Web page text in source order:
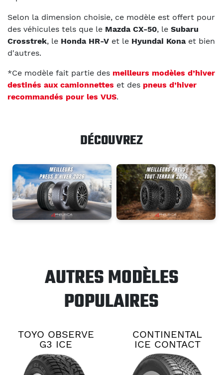
Selon la dimension choisie, ce modèle est offert pour
des véhicules tels que le Mazda CX-50, le Subaru
Crosstrek, le Honda HR-V et le Hyundai Konaet bien
d'autres.
*Ce modèle fait partie des meilleurs modèles d’hiver
destinés aux camionnettes et des pneus d’hiver
recommandés pour les VUS.
DÉCOUVREZ
AUTRES MODÈLES
POPULAIRES
TOYO OBSERVE
G3 ICE
CONTINENTAL
ICE CONTACT
XTRM